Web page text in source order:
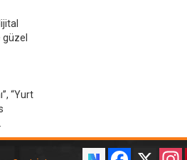
“Yurt
Facebook
X